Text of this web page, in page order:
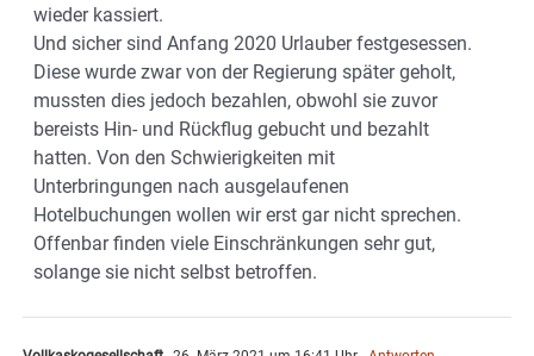
wieder kassiert.
Und sicher sind Anfang 2020 Urlauber festgesessen.
Diese wurde zwar von der Regierung später geholt,
mussten dies jedoch bezahlen, obwohl sie zuvor
bereists Hin- und Rückflug gebucht und bezahlt
hatten. Von den Schwierigkeiten mit
Unterbringungen nach ausgelaufenen
Hotelbuchungen wollen wir erst gar nicht sprechen.
Offenbar finden viele Einschränkungen sehr gut,
solange sie nicht selbst betroffen.